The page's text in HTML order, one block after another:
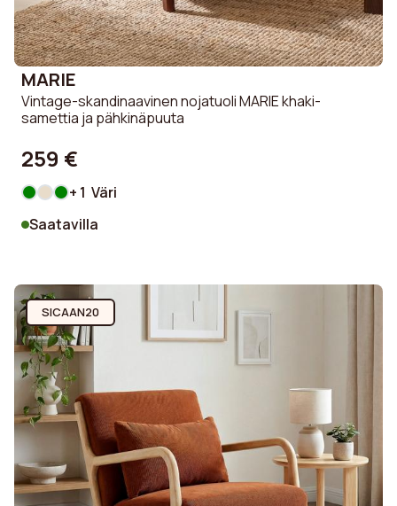
MARIE
Vintage-skandinaavinen nojatuoli MARIE khaki-
samettia ja pähkinäpuuta
259 €
+ 1 Väri
Saatavilla
SICAAN20